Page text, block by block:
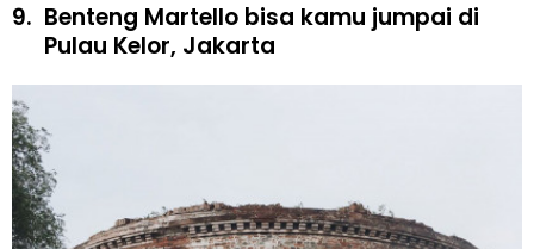
9. Benteng Martello bisa kamu jumpai di
Pulau Kelor, Jakarta